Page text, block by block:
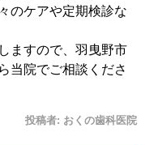
のケアや定期検診な
ますので、羽曳野市
当院でご相談くださ
投稿者: おくの歯科医院